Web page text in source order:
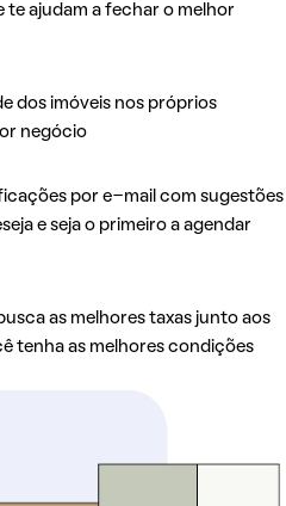
te ajudam a fechar o melhor
dos imóveis nos próprios
negócio
por e-mail com sugestões
e seja o primeiro a agendar
as melhores taxas junto aos
tenha as melhores condições